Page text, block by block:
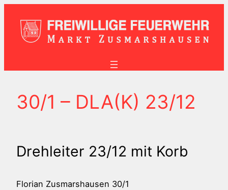
Inhalt
springen
30/1 – DLA(K) 23/12
Drehleiter 23/12 mit Korb
Florian Zusmarshausen 30/1